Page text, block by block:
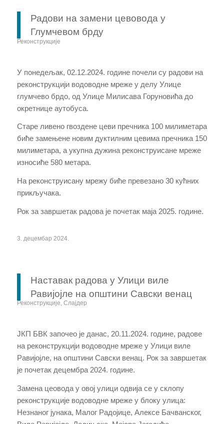
Радови на замени цевовода у
Глумчевом брду
Реконструкције
У понедељак, 02.12.2024. године почели су радови на
реконструкцији водоводне мреже у делу Улице
глумчево брдо, од Улице Милисава Горуновића до
окретнице аутобуса.
Старе ливено гвоздене цеви пречника 100 милиметара
биће замењене новим дуктилним цевима пречника 150
милиметара, а укупна дужина реконструисане мреже
износиће 580 метара.
На реконструисану мрежу биће превезано 30 кућних
прикључака.
Рок за завршетак радова је почетак маја 2025. године.
3. децембар 2024.
Наставак радова у Улици виле
Равијојле на општини Савски венац
Реконструкције, Слајдер
ЈКП БВК започео је данас, 20.11.2024. године, радове
на реконструкцији водоводне мреже у Улици виле
Равијојле, на општини Савски венац. Рок за завршетак
је почетак децембра 2024. године.
Замена цеовода у овој улици одвија се у склопу
реконструкције водоводне мреже у блоку улица:
Незнаног јунака, Малог Радојице, Алексе Бачванског,